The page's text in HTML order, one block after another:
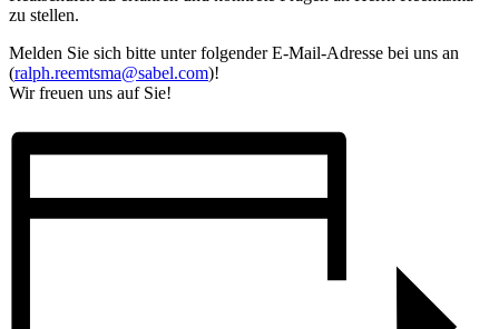
zu stellen.
Melden Sie sich bitte unter folgender E-Mail-Adresse bei uns an
(ralph.reemtsma@sabel.com)!
Wir freuen uns auf Sie!